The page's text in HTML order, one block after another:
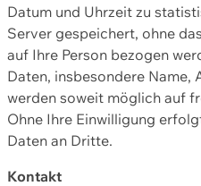
Datum und Uhrzeit zu
Server gespeichert, ohne
auf Ihre Person bezogen
Daten, insbesondere Name,
werden soweit möglich auf
Ohne Ihre Einwilligung
Daten an Dritte.
Kontakt